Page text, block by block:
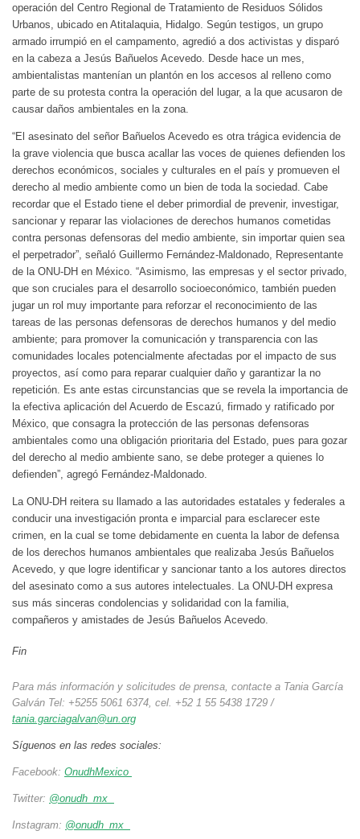
operación del Centro Regional de Tratamiento de Residuos Sólidos
Urbanos, ubicado en Atitalaquia, Hidalgo. Según testigos, un grupo
armado irrumpió en el campamento, agredió a dos activistas y disparó
en la cabeza a Jesús Bañuelos Acevedo. Desde hace un mes,
ambientalistas mantenían un plantón en los accesos al relleno como
parte de su protesta contra la operación del lugar, a la que acusaron de
causar daños ambientales en la zona.
“El asesinato del señor Bañuelos Acevedo es otra trágica evidencia de
la grave violencia que busca acallar las voces de quienes defienden los
derechos económicos, sociales y culturales en el país y promueven el
derecho al medio ambiente como un bien de toda la sociedad. Cabe
recordar que el Estado tiene el deber primordial de prevenir, investigar,
sancionar y reparar las violaciones de derechos humanos cometidas
contra personas defensoras del medio ambiente, sin importar quien sea
el perpetrador”, señaló Guillermo Fernández-Maldonado, Representante
de la ONU-DH en México. “Asimismo, las empresas y el sector privado,
que son cruciales para el desarrollo socioeconómico, también pueden
jugar un rol muy importante para reforzar el reconocimiento de las
tareas de las personas defensoras de derechos humanos y del medio
ambiente; para promover la comunicación y transparencia con las
comunidades locales potencialmente afectadas por el impacto de sus
proyectos, así como para reparar cualquier daño y garantizar la no
repetición. Es ante estas circunstancias que se revela la importancia de
la efectiva aplicación del Acuerdo de Escazú, firmado y ratificado por
México, que consagra la protección de las personas defensoras
ambientales como una obligación prioritaria del Estado, pues para gozar
del derecho al medio ambiente sano, se debe proteger a quienes lo
defienden”, agregó Fernández-Maldonado.
La ONU-DH reitera su llamado a las autoridades estatales y federales a
conducir una investigación pronta e imparcial para esclarecer este
crimen, en la cual se tome debidamente en cuenta la labor de defensa
de los derechos humanos ambientales que realizaba Jesús Bañuelos
Acevedo, y que logre identificar y sancionar tanto a los autores directos
del asesinato como a sus autores intelectuales. La ONU-DH expresa
sus más sinceras condolencias y solidaridad con la familia,
compañeros y amistades de Jesús Bañuelos Acevedo.
Fin
Para más información y solicitudes de prensa, contacte a Tania García
Galván Tel: +5255 5061 6374, cel. +52 1 55 5438 1729 /
tania.garciagalvan@un.org
Síguenos en las redes sociales:
Facebook: OnudhMexico
Twitter: @onudh_mx
Instagram: @onudh_mx